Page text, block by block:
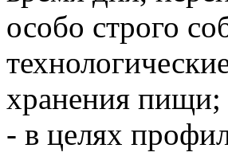
особо строго
хранения пищи;
- в целях